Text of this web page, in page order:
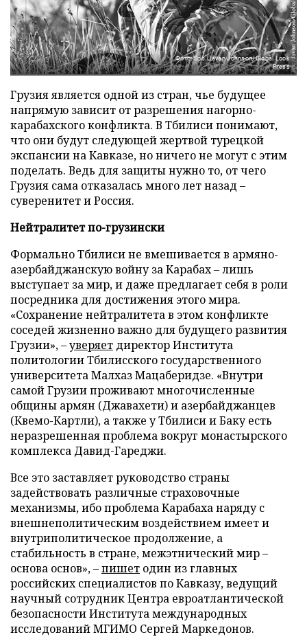
Фото: Spc. Javan Johnson/Global Look
Press
Грузия является одной из стран, чье будущее
напрямую зависит от разрешения нагорно-
карабахского конфликта. В Тбилиси понимают,
что они будут следующей жертвой турецкой
экспансии на Кавказе, но ничего не могут с этим
поделать. Ведь для защиты нужно то, от чего
Грузия сама отказалась много лет назад –
суверенитет и Россия.
Нейтралитет по-грузински
Формально Тбилиси не вмешивается в армяно-
азербайджанскую войну за Карабах – лишь
выступает за мир, и даже предлагает себя в роли
посредника для достижения этого мира.
«Сохранение нейтралитета в этом конфликте
соседей жизненно важно для будущего развития
Грузии», –уверяет директор Института
политологии Тбилисского государственного
университета Малхаз Мацаберидзе. «Внутри
самой Грузии проживают многочисленные
общины армян (Джавахети) и азербайджанцев
(Квемо-Картли), а также у Тбилиси и Баку есть
неразрешенная проблема вокруг монастырского
комплекса Давид-Гареджи.
Все это заставляет руководство страны
задействовать различные страховочные
механизмы, ибо проблема Карабаха наряду с
внешнеполитическим воздействием имеет и
внутриполитическое продолжение, а
стабильность в стране, межэтнический мир –
основа основ», –пишет один из главных
российских специалистов по Кавказу, ведущий
научный сотрудник Центра евроатлантической
безопасности Института международных
исследований МГИМО Сергей Маркедонов.